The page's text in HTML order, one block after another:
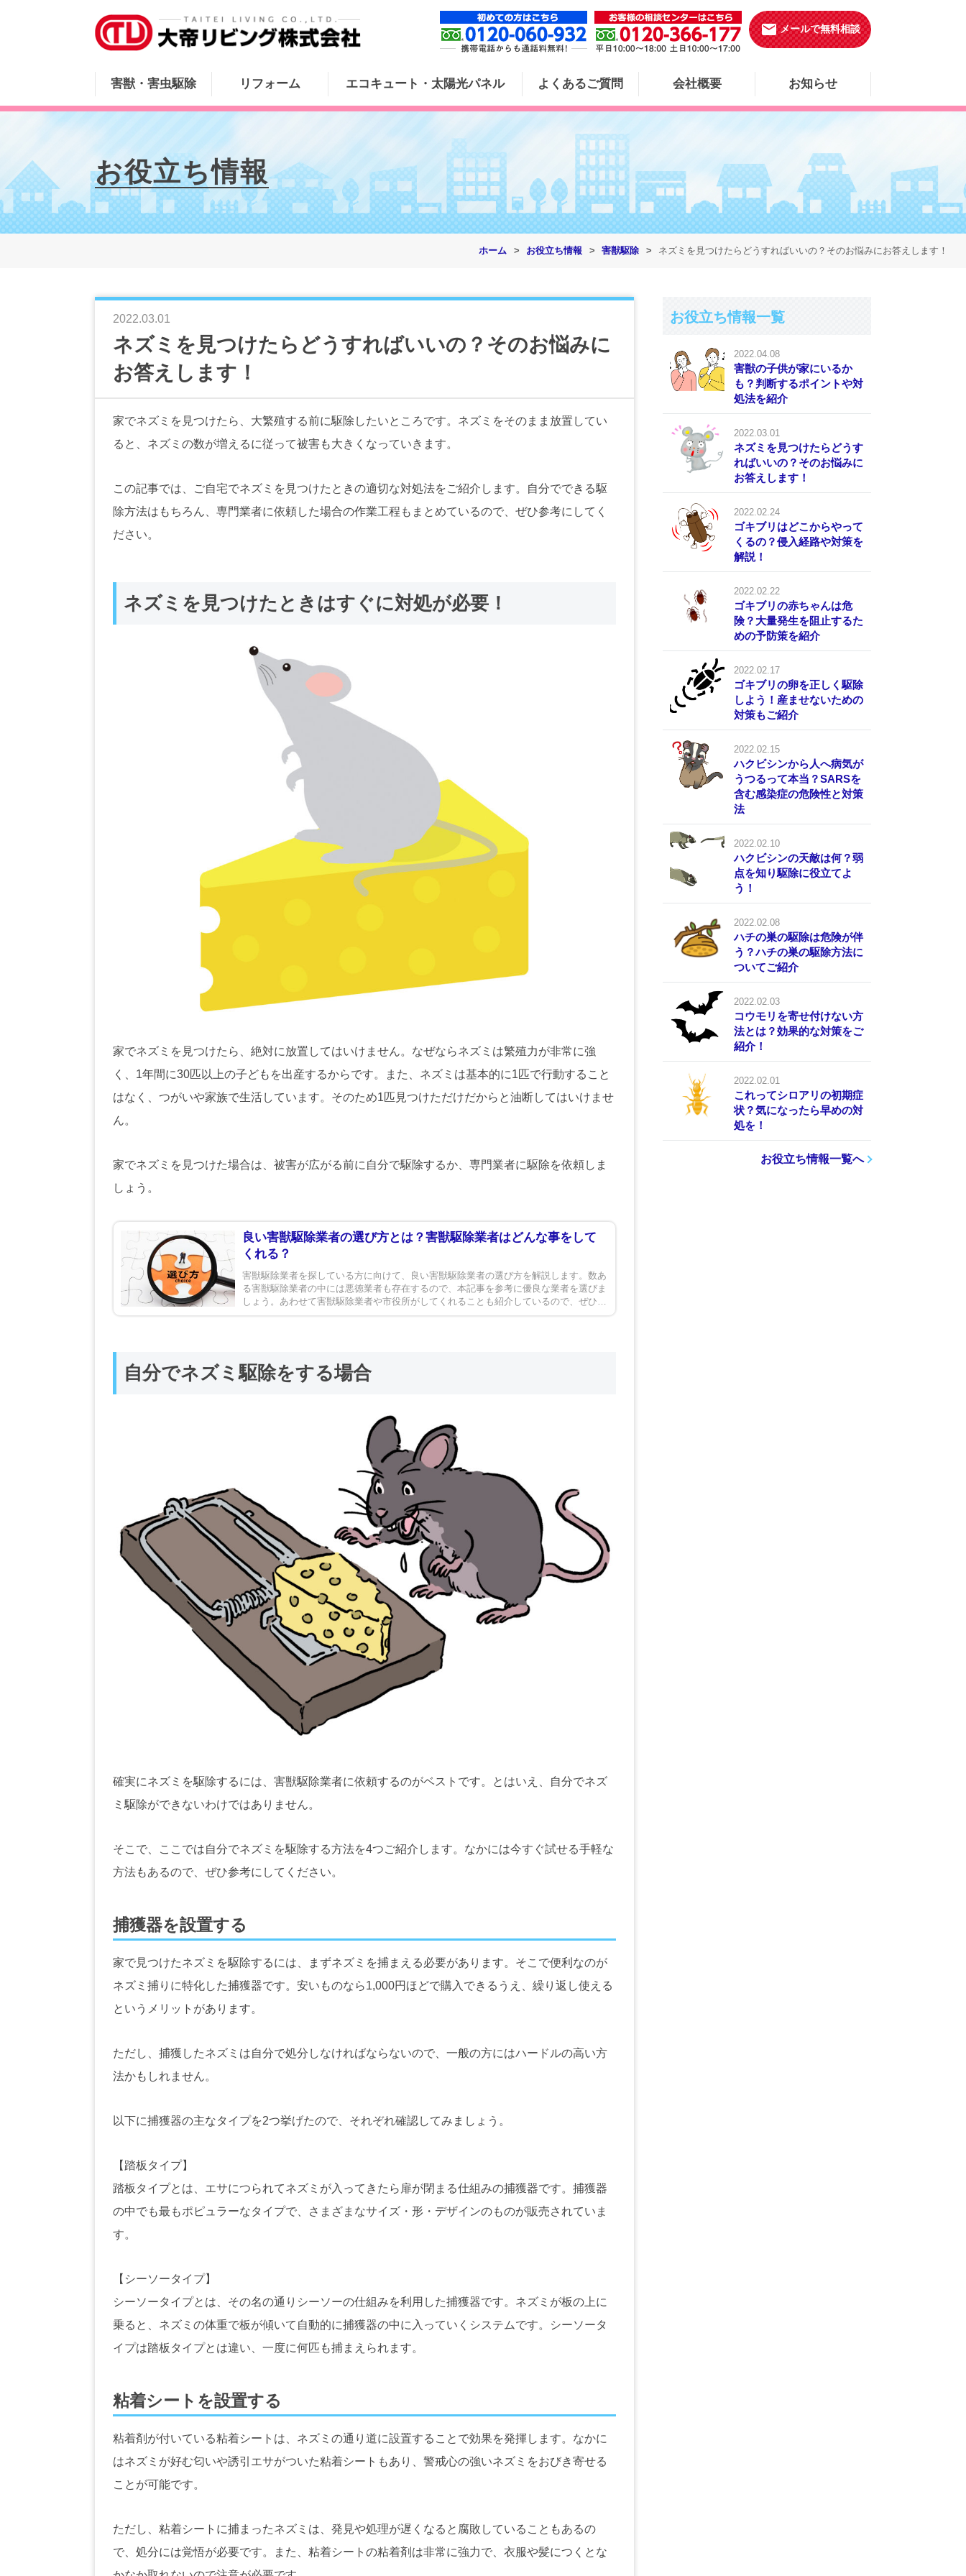
害獣・害虫駆除 リフォーム エコキュート・太陽光パネル よくあるご質問 会社概要 お知らせ
emailメールで無料相談
お役立ち情報
ホーム お役立ち情報 害獣駆除 ネズミを見つけたらどうすればいいの？そのお悩みにお答えします！
2022.03.01
ネズミを見つけたらどうすればいいの？そのお悩みに
お答えします！
家でネズミを見つけたら、大繁殖する前に駆除したいところです。ネズミをそのまま放置してい
ると、ネズミの数が増えるに従って被害も大きくなっていきます。
この記事では、ご自宅でネズミを見つけたときの適切な対処法をご紹介します。自分でできる駆
除方法はもちろん、専門業者に依頼した場合の作業工程もまとめているので、ぜひ参考にしてく
ださい。
ネズミを見つけたときはすぐに対処が必要！
家でネズミを見つけたら、絶対に放置してはいけません。なぜならネズミは繁殖力が非常に強
く、1年間に30匹以上の子どもを出産するからです。また、ネズミは基本的に1匹で行動すること
はなく、つがいや家族で生活しています。そのため1匹見つけただけだからと油断してはいけませ
ん。
家でネズミを見つけた場合は、被害が広がる前に自分で駆除するか、専門業者に駆除を依頼しま
しょう。
良い害獣駆除業者の選び方とは？害獣駆除業者はどんな事をして
くれる？
害獣駆除業者を探している方に向けて、良い害獣駆除業者の選び方を解説します。数あ
る害獣駆除業者の中には悪徳業者も存在するので、本記事を参考に優良な業者を選びま
しょう。あわせて害獣駆除業者や市役所がしてくれることも紹介しているので、ぜひチ
ェックしてみてください。
自分でネズミ駆除をする場合
確実にネズミを駆除するには、害獣駆除業者に依頼するのがベストです。とはいえ、自分でネズ
ミ駆除ができないわけではありません。
そこで、ここでは自分でネズミを駆除する方法を4つご紹介します。なかには今すぐ試せる手軽な
方法もあるので、ぜひ参考にしてください。
捕獲器を設置する
家で見つけたネズミを駆除するには、まずネズミを捕まえる必要があります。そこで便利なのが
ネズミ捕りに特化した捕獲器です。安いものなら1,000円ほどで購入できるうえ、繰り返し使える
というメリットがあります。
ただし、捕獲したネズミは自分で処分しなければならないので、一般の方にはハードルの高い方
法かもしれません。
以下に捕獲器の主なタイプを2つ挙げたので、それぞれ確認してみましょう。
【踏板タイプ】
踏板タイプとは、エサにつられてネズミが入ってきたら扉が閉まる仕組みの捕獲器です。捕獲器
の中でも最もポピュラーなタイプで、さまざまなサイズ・形・デザインのものが販売されていま
す。
【シーソータイプ】
シーソータイプとは、その名の通りシーソーの仕組みを利用した捕獲器です。ネズミが板の上に
乗ると、ネズミの体重で板が傾いて自動的に捕獲器の中に入っていくシステムです。シーソータ
イプは踏板タイプとは違い、一度に何匹も捕まえられます。
粘着シートを設置する
粘着剤が付いている粘着シートは、ネズミの通り道に設置することで効果を発揮します。なかに
はネズミが好む匂いや誘引エサがついた粘着シートもあり、警戒心の強いネズミをおびき寄せる
ことが可能です。
ただし、粘着シートに捕まったネズミは、発見や処理が遅くなると腐敗していることもあるの
で、処分には覚悟が必要です。また、粘着シートの粘着剤は非常に強力で、衣服や髪につくとな
お役立ち情報一覧
2022.04.08
害獣の子供が家にいるか
も？判断するポイントや対
処法を紹介
2022.03.01
ネズミを見つけたらどうす
ればいいの？そのお悩みに
お答えします！
2022.02.24
ゴキブリはどこからやって
くるの？侵入経路や対策を
解説！
2022.02.22
ゴキブリの赤ちゃんは危
険？大量発生を阻止するた
めの予防策を紹介
2022.02.17
ゴキブリの卵を正しく駆除
しよう！産ませないための
対策もご紹介
2022.02.15
ハクビシンから人へ病気が
うつるって本当？SARSを
含む感染症の危険性と対策
法
2022.02.10
ハクビシンの天敵は何？弱
点を知り駆除に役立てよ
う！
2022.02.08
ハチの巣の駆除は危険が伴
う？ハチの巣の駆除方法に
ついてご紹介
2022.02.03
コウモリを寄せ付けない方
法とは？効果的な対策をご
紹介！
2022.02.01
これってシロアリの初期症
状？気になったら早めの対
処を！
お役立ち情報一覧へ